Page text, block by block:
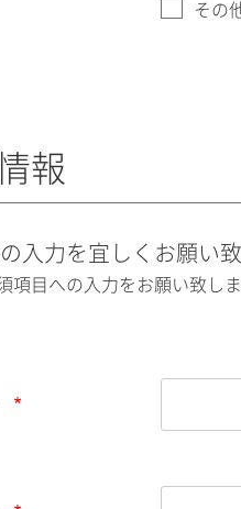
その
報
入力を宜しくお願い致
項目への入力をお願い致しま